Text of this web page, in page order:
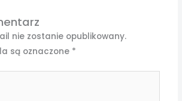
nie zostanie opublikowany.
są oznaczone *